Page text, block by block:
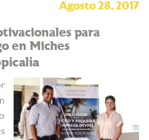
Agosto 28, 2017
para
en Miches